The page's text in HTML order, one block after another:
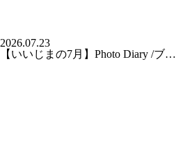
2026.07.23
【いいじまの7月】Photo Diary /ブ…